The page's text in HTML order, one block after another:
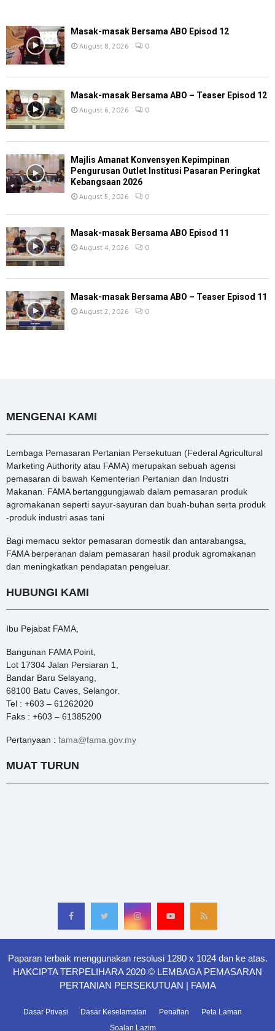
Masak-masak Bersama ABO Episod 12
August 8, 2026 0
Masak-masak Bersama ABO – Teaser Episod 12
August 6, 2026 0
Majlis Amanat Konvensyen Kepimpinan
Pengurusan Outlet Institusi Pasaran Peringkat
Kebangsaan 2026
August 5, 2026 0
Masak-masak Bersama ABO Episod 11
August 4, 2026 0
Masak-masak Bersama ABO – Teaser Episod 11
August 2, 2026 0
MENGENAI KAMI
Lembaga Pemasaran Pertanian Persekutuan (Federal Agricultural
Marketing Authority atau FAMA) merupakan sebuah agensi
pemasaran di bawah Kementerian Pertanian dan Industri
Makanan. FAMA bertanggungjawab dalam pemasaran produk
agromakanan seperti sayur-sayuran dan buah-buhan serta produk
-produk industri asas tani
Bagi memacu sektor pemasaran domestik dan antarabangsa,
FAMA berperanan dalam pemasaran hasil produk agromakanan
dan meningkatkan pendapatan pengeluar.
HUBUNGI KAMI
Ibu Pejabat FAMA,
Bangunan FAMA Point,
Lot 17304 Jalan Persiaran 1,
Bandar Baru Selayang,
68100 Batu Caves, Selangor.
Tel : +603 – 61262020
Faks : +603 – 61385200
Pertanyaan : fama@fama.gov.my
MUAT TURUN
Paparan terbaik menggunakan resolusi 1280 x 1024 dan ke atas.
HAKCIPTA TERPELIHARA 2020 © LEMBAGA PEMASARAN
PERTANIAN PERSEKUTUAN | FAMA
Dasar Privasi Dasar Keselamatan Penafian
Peta Laman
Soalan Lazim